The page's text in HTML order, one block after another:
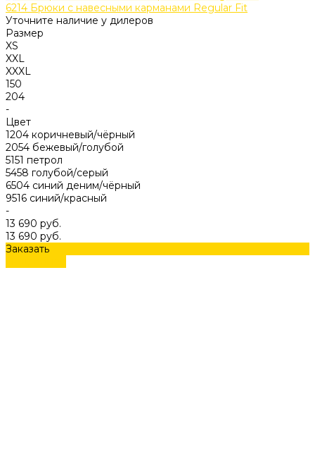
6214 Брюки с навесными карманами Regular Fit
Уточните наличие у дилеров
Размер
XS
XXL
XXXL
150
204
-
Цвет
1204 коричневый/чёрный
2054 бежевый/голубой
5151 петрол
5458 голубой/серый
6504 синий деним/чёрный
9516 синий/красный
-
13 690 руб.
13 690 руб.
Заказать